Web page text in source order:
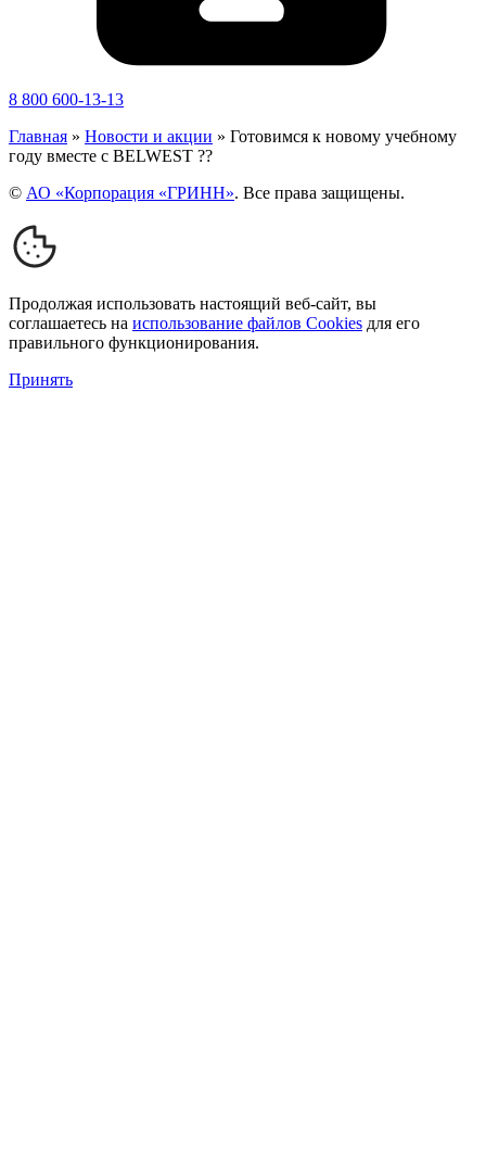
8 800 600-13-13
Главная » Новости и акции » Готовимся к новому учебному
году вместе с BELWEST ??
© АО «Корпорация «ГРИНН». Все права защищены.
Продолжая использовать настоящий веб-сайт, вы
соглашаетесь на использование файлов Cookies для его
правильного функционирования.
Принять